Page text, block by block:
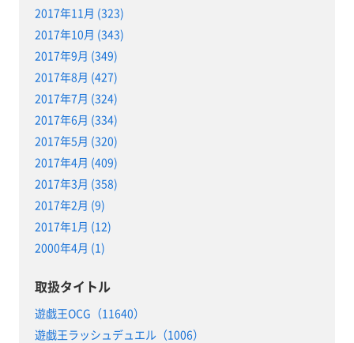
2017年11月 (323)
2017年10月 (343)
2017年9月 (349)
2017年8月 (427)
2017年7月 (324)
2017年6月 (334)
2017年5月 (320)
2017年4月 (409)
2017年3月 (358)
2017年2月 (9)
2017年1月 (12)
2000年4月 (1)
取扱タイトル
遊戯王OCG（11640）
遊戯王ラッシュデュエル（1006）